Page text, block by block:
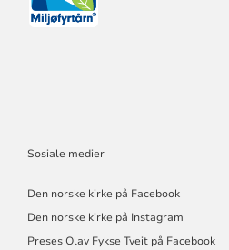
Sosiale medier
Den norske kirke på Facebook
Den norske kirke på Instagram
Preses Olav Fykse Tveit på Facebook